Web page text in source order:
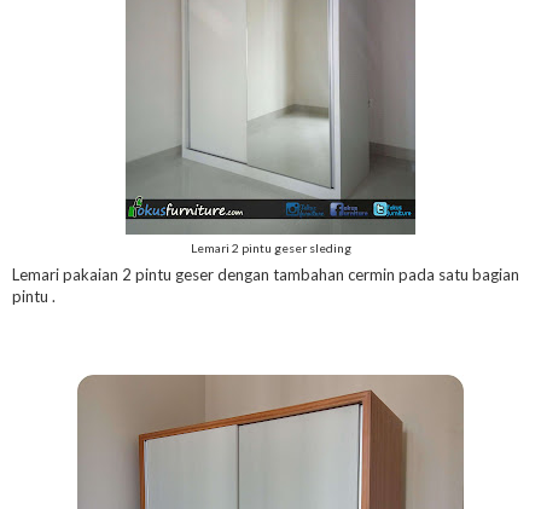
Lemari 2 pintu geser sleding
Lemari pakaian 2 pintu geser dengan tambahan cermin pada satu bagian
pintu .